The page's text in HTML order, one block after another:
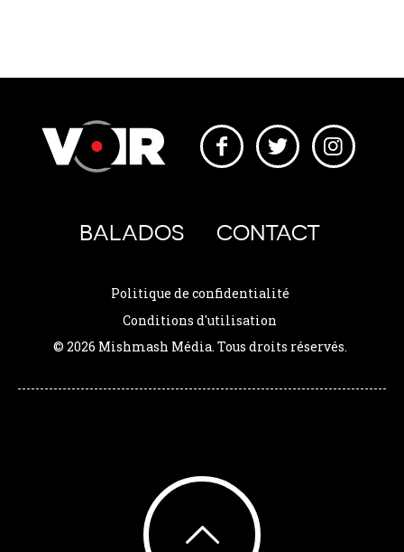
BALADOS CONTACT
Politique de confidentialité
Conditions d'utilisation
© 2026 Mishmash Média. Tous droits réservés.